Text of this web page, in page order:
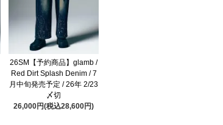
26SM【予約商品】glamb /
Red Dirt Splash Denim / 7
月中旬発売予定 / 26年 2/23
〆切
26,000円(税込28,600円)